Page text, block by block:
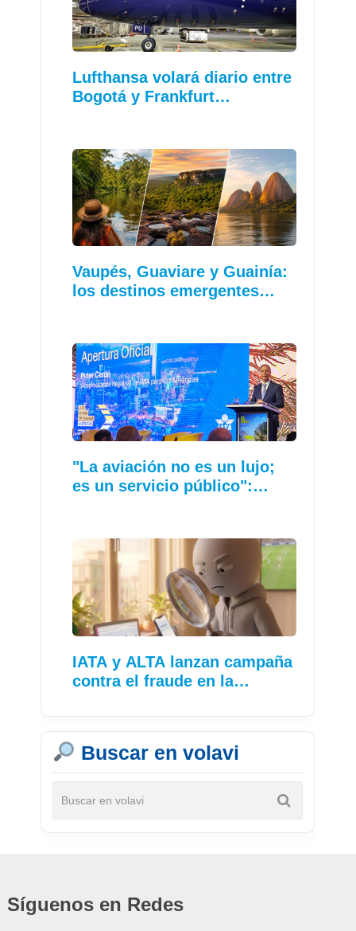
Lufthansa volará diario entre
Bogotá y Frankfurt…
Vaupés, Guaviare y Guainía:
los destinos emergentes…
"La aviación no es un lujo;
es un servicio público":…
IATA y ALTA lanzan campaña
contra el fraude en la…
Buscar en volavi
Síguenos en Redes